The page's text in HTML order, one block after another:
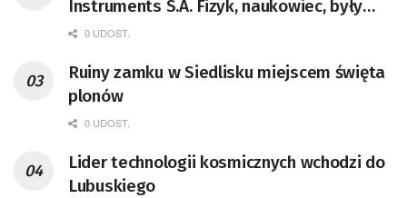
Instruments S.A. Fizyk, naukowiec, były
pracownik CERN w Genewie,
doktor habilitowany nauk fizycznych,
koordynator Rady Sektorowej ds.
Kompetencji Przemysłu Lotniczo-
Badań Kosmicznych i Satelitarnych PAN.
0 UDOST.
Ruiny zamku w Siedlisku miejscem święta
plonów
0 UDOST.
Lider technologii kosmicznych wchodzi do
Lubuskiego